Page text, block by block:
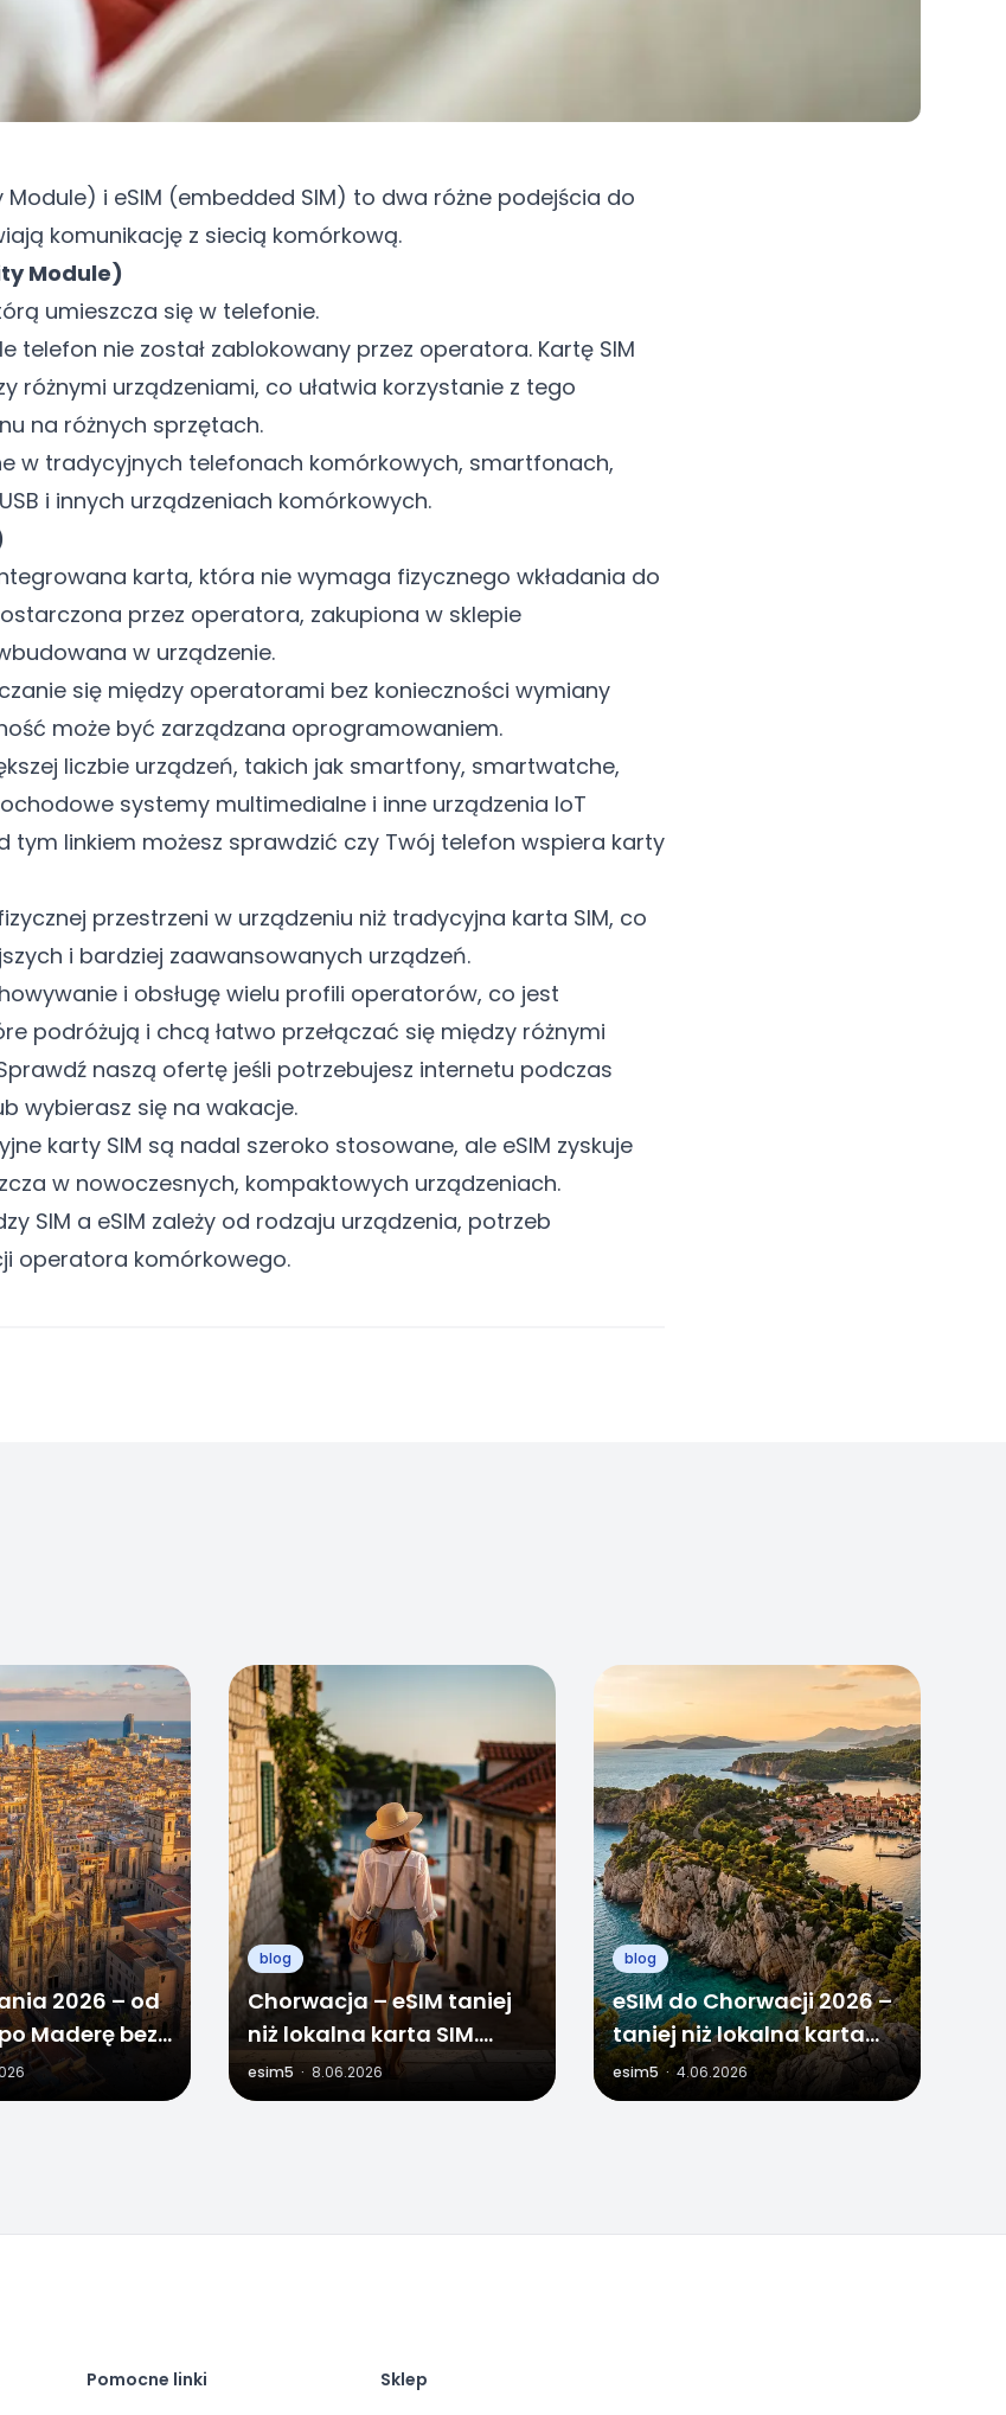
Module) i eSIM (embedded SIM) to dwa różne podejścia do
komunikację z siecią komórkową.
Module)
umieszcza się w telefonie.
telefon nie został zablokowany przez operatora. Kartę SIM
różnymi urządzeniami, co ułatwia korzystanie z tego
na różnych sprzętach.
w tradycyjnych telefonach komórkowych, smartfonach,
i innych urządzeniach komórkowych.
karta, która nie wymaga fizycznego wkładania do
przez operatora, zakupiona w sklepie
w urządzenie.
się między operatorami bez konieczności wymiany
może być zarządzana oprogramowaniem.
liczbie urządzeń, takich jak smartfony, smartwatche,
systemy multimedialne i inne urządzenia IoT
tym linkiem możesz sprawdzić czy Twój telefon wspiera karty
przestrzeni w urządzeniu niż tradycyjna karta SIM, co
i bardziej zaawansowanych urządzeń.
i obsługę wielu profili operatorów, co jest
podróżują i chcą łatwo przełączać się między różnymi
naszą ofertę jeśli potrzebujesz internetu podczas
wybierasz się na wakacje.
karty SIM są nadal szeroko stosowane, ale eSIM zyskuje
w nowoczesnych, kompaktowych urządzeniach.
SIM a eSIM zależy od rodzaju urządzenia, potrzeb
operatora komórkowego.
2026 – od
Maderę bez
blog
Chorwacja – eSIM taniej
niż lokalna karta SIM.
Internet na Adriatyku bez
stresu
esim5 · 8.06.2026
blog
eSIM do Chorwacji 2026 –
taniej niż lokalna karta
SIM i zero stresu na
granicy
esim5 · 4.06.2026
Pomocne linki Sklep